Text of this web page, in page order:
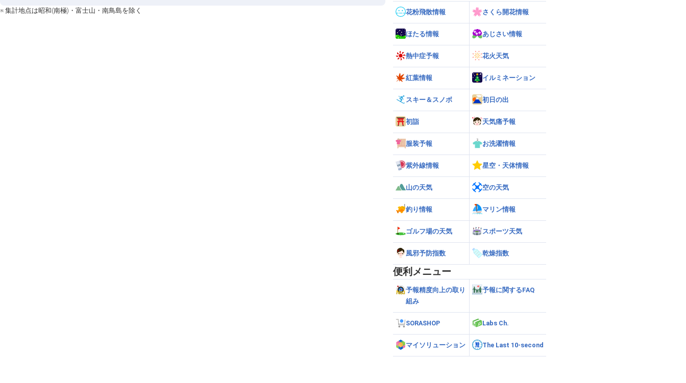
19 島根
吉賀
※ 集計地点は昭和(南極)・富士山・南鳥島を除く 花粉飛散情報 さくら開花情報
ほたる情報 あじさい情報
熱中症予報 花火天気
紅葉情報 イルミネーション
スキー＆スノボ 初日の出
初詣 天気痛予報
服装予報 お洗濯情報
紫外線情報 星空・天体情報
山の天気 空の天気
釣り情報 マリン情報
ゴルフ場の天気 スポーツ天気
風邪予防指数 乾燥指数
便利メニュー
予報精度向上の取り
組み
予報に関するFAQ
SORASHOP Labs Ch.
マイソリューション The Last 10-second